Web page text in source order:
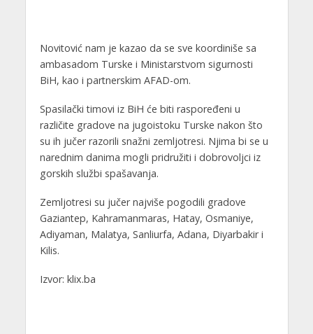
Novitović nam je kazao da se sve koordiniše sa
ambasadom Turske i Ministarstvom sigurnosti
BiH, kao i partnerskim AFAD-om.
Spasilački timovi iz BiH će biti raspoređeni u
različite gradove na jugoistoku Turske nakon što
su ih jučer razorili snažni zemljotresi. Njima bi se u
narednim danima mogli pridružiti i dobrovoljci iz
gorskih službi spašavanja.
Zemljotresi su jučer najviše pogodili gradove
Gaziantep, Kahramanmaras, Hatay, Osmaniye,
Adiyaman, Malatya, Sanliurfa, Adana, Diyarbakir i
Kilis.
Izvor: klix.ba